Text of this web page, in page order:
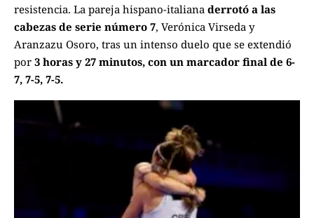
resistencia. La pareja hispano-italiana derrotó a las
cabezas de serie número 7, Verónica Virseda y
Aranzazu Osoro, tras un intenso duelo que se extendió
por 3 horas y 27 minutos, con un marcador final de 6-
7, 7-5, 7-5.